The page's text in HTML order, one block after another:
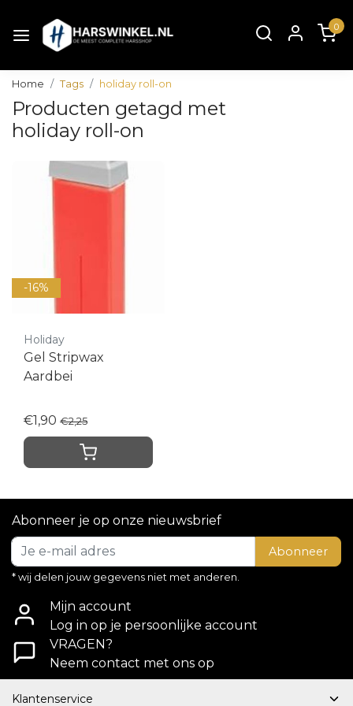
0
Home Tags holiday roll-on
Producten getagd met
holiday roll-on
-16%
Holiday
Gel Stripwax
Aardbei
€1,90 €2,25
Abonneer je op onze nieuwsbrief
Abonneer
* wij delen jouw gegevens niet met anderen.
Mijn account
Log in op je persoonlijke account
VRAGEN?
Neem contact met ons op
Klantenservice